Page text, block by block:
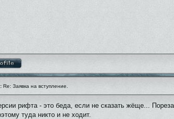
Re: Заявка на вступление.
рифта - это беда, если не сказать жёще...
туда никто и не ходит.